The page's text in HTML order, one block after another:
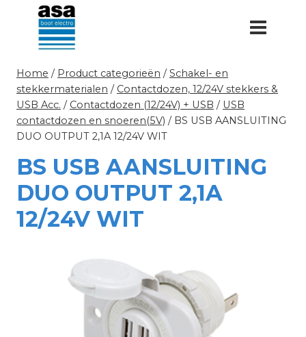
Doorgaan
inhoud
Home / Product categorieën / Schakel- en
stekkermaterialen / Contactdozen, 12/24V stekkers &
USB Acc. / Contactdozen (12/24V) + USB / USB
contactdozen en snoeren(5V) / BS USB AANSLUITING
DUO OUTPUT 2,1A 12/24V WIT
BS USB AANSLUITING
DUO OUTPUT 2,1A
12/24V WIT